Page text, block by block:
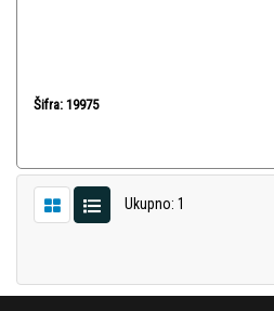
Šifra: 19975
Ukupno: 1